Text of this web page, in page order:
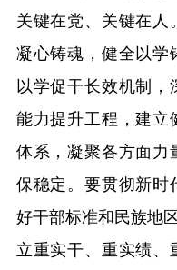
关键在党、关键在人
凝心铸魂，健全以学
以学促干长效机制，
能力提升工程，建立
体系，凝聚各方面力
保稳定。要贯彻新时
好干部标准和民族地
立重实干、重实绩、